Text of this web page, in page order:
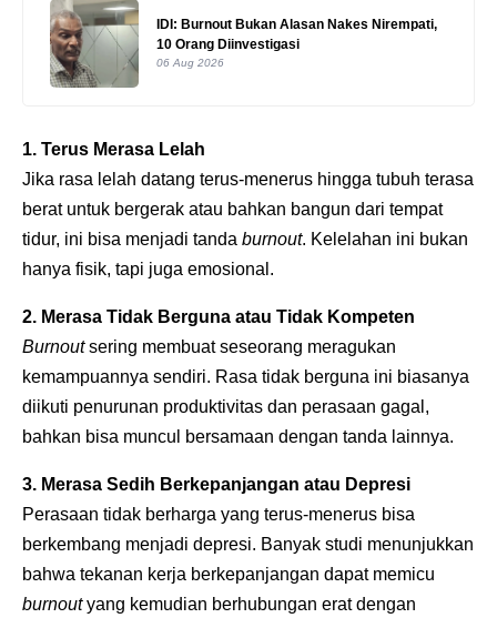
IDI: Burnout Bukan Alasan Nakes Nirempati,
10 Orang Diinvestigasi
06 Aug 2026
1. Terus Merasa Lelah
Jika rasa lelah datang terus-menerus hingga tubuh terasa
berat untuk bergerak atau bahkan bangun dari tempat
tidur, ini bisa menjadi tanda burnout. Kelelahan ini bukan
hanya fisik, tapi juga emosional.
2. Merasa Tidak Berguna atau Tidak Kompeten
Burnoutsering membuat seseorang meragukan
kemampuannya sendiri. Rasa tidak berguna ini biasanya
diikuti penurunan produktivitas dan perasaan gagal,
bahkan bisa muncul bersamaan dengan tanda lainnya.
3. Merasa Sedih Berkepanjangan atau Depresi
Perasaan tidak berharga yang terus-menerus bisa
berkembang menjadi depresi. Banyak studi menunjukkan
bahwa tekanan kerja berkepanjangan dapat memicu
burnoutyang kemudian berhubungan erat dengan